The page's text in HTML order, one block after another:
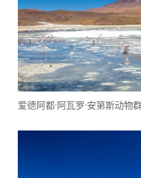
爱德阿都·阿瓦罗·安第斯动物